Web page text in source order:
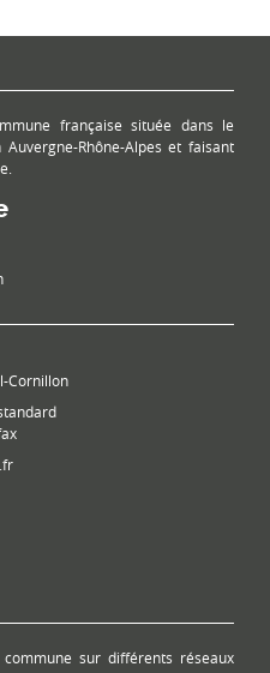
française située dans le
Rhône-Alpes et faisant
Cornillon
sur différents réseaux